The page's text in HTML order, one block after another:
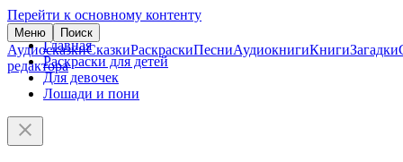
Перейти к основному контенту
Меню Поиск
АудиосказкиСказкиРаскраскиПесниАудиокнигиКнигиЗагадки
редактора
Главная
Раскраски для детей
Для девочек
Лошади и пони